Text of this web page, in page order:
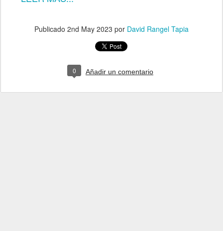
Publicado 2nd May 2023 por David Rangel Tapia
0 Añadir un comentario